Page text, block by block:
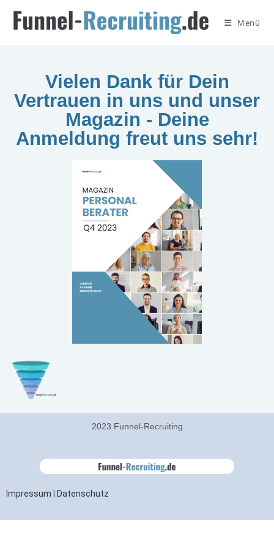
Menü
Vielen Dank für Dein
Vertrauen in uns und unser
Magazin - Deine
Anmeldung freut uns sehr!
2023 Funnel-Recruiting
Impressum Datenschutz